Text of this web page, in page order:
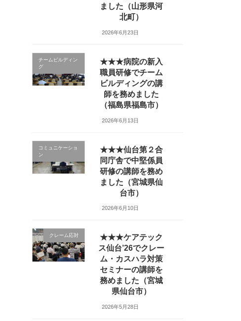
ました（山形県河
北町）
2026年6月23日
チームビルディン
グ
★★★病院の新入
職員研修でチーム
ビルディングの講
師を務めました
（福島県福島市）
2026年6月13日
コミュニケーショ
ン
★★★仙台第２合
同庁舎で中堅係員
研修の講師を務め
ました（宮城県仙
台市）
2026年6月10日
クレーム応対
★★★ケアテック
ス仙台’26でクレー
ム・カスハラ対策
セミナーの講師を
務めました（宮城
県仙台市）
2026年5月28日